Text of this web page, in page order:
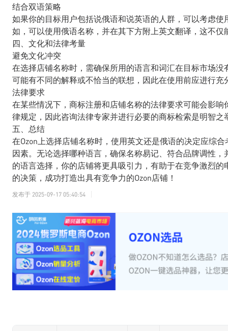
结合双语策略
如果你的目标用户包括说俄语和说英语的人群，可以考虑
如，可以使用俄语名称，并在其下方附上英文翻译，这不
四、文化和法律考量
避免文化冲突
在选择店铺名称时，需确保所用的语言和词汇在目标市场
可能有不同的解释或不恰当的联想，因此在使用前应进行充
法律要求
在某些情况下，商标注册和店铺名称的法律要求可能会影
律规定，因此咨询法律专家并进行必要的商标检索是明智之
五、总结
在Ozon上选择店铺名称时，使用英文还是俄语的决定应综
因素。无论选择哪种语言，确保名称易记、符合品牌调性
的语言选择，你的店铺将更具吸引力，有助于在竞争激烈
的决策，成功打造出具有竞争力的Ozon店铺！
发布于 2025-09-17 05:40:54